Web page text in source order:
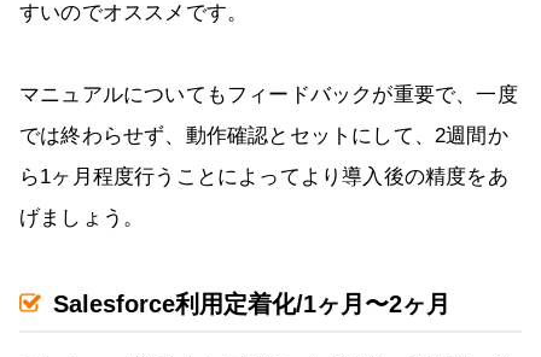
すいのでオススメです。
マニュアルについてもフィードバックが重要で、一度
では終わらせず、動作確認とセットにして、2週間か
ら1ヶ月程度行うことによってより導入後の精度をあ
げましょう。
Salesforce利用定着化/1ヶ月〜2ヶ月